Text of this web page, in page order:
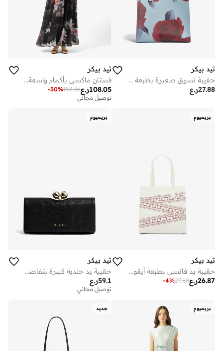
تيد بيكر
حقيبة تسوق صغيرة بطبعة وردة
ر.ع27.88
تيد بيكر
فستان ماكسي بأكمام واسعة وكتف واحد مطبوع
ر.ع108.05
153.46
-30%
توصيل مجاني
بريميوم
تيد بيكر
حقيبة يد فانسي بطبعة أيقونة صغيرة
ر.ع26.87
27.88
-4%
بريميوم
تيد بيكر
حقيبة يد جلدية كبيرة بتفاصيل وردة وكرة زينة
ر.ع59.1
توصيل مجاني
بريميوم جديد